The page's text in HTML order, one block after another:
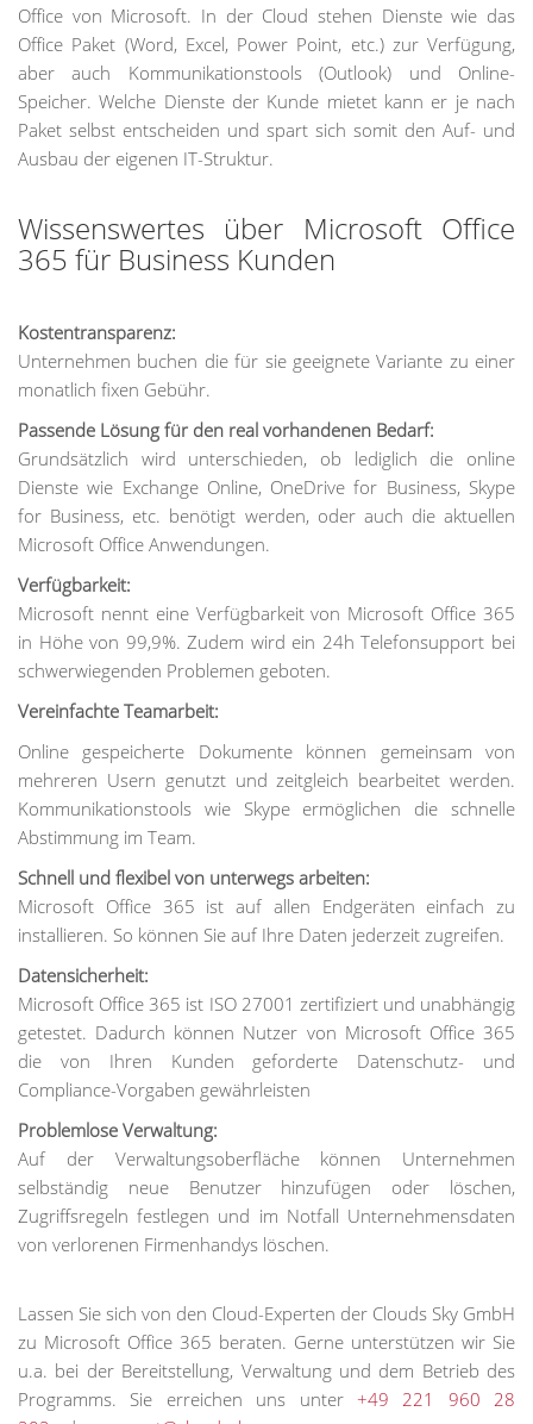
Office von Microsoft. In der Cloud stehen Dienste wie das
Office Paket (Word, Excel, Power Point, etc.) zur Verfügung,
aber auch Kommunikationstools (Outlook) und Online-
Speicher. Welche Dienste der Kunde mietet kann er je nach
Paket selbst entscheiden und spart sich somit den Auf- und
Ausbau der eigenen IT-Struktur.
Wissenswertes über Microsoft Office
365 für Business Kunden
Kostentransparenz:
Unternehmen buchen die für sie geeignete Variante zu einer
monatlich fixen Gebühr.
Passende Lösung für den real vorhandenen Bedarf:
Grundsätzlich wird unterschieden, ob lediglich die online
Dienste wie Exchange Online, OneDrive for Business, Skype
for Business, etc. benötigt werden, oder auch die aktuellen
Microsoft Office Anwendungen.
Verfügbarkeit:
Microsoft nennt eine Verfügbarkeit von Microsoft Office 365
in Höhe von 99,9%. Zudem wird ein 24h Telefonsupport bei
schwerwiegenden Problemen geboten.
Vereinfachte Teamarbeit:
Online gespeicherte Dokumente können gemeinsam von
mehreren Usern genutzt und zeitgleich bearbeitet werden.
Kommunikationstools wie Skype ermöglichen die schnelle
Abstimmung im Team.
Schnell und flexibel von unterwegs arbeiten:
Microsoft Office 365 ist auf allen Endgeräten einfach zu
installieren. So können Sie auf Ihre Daten jederzeit zugreifen.
Datensicherheit:
Microsoft Office 365 ist ISO 27001 zertifiziert und unabhängig
getestet. Dadurch können Nutzer von Microsoft Office 365
die von Ihren Kunden geforderte Datenschutz- und
Compliance-Vorgaben gewährleisten
Problemlose Verwaltung:
Auf der Verwaltungsoberfläche können Unternehmen
selbständig neue Benutzer hinzufügen oder löschen,
Zugriffsregeln festlegen und im Notfall Unternehmensdaten
von verlorenen Firmenhandys löschen.
Lassen Sie sich von den Cloud-Experten der Clouds Sky GmbH
zu Microsoft Office 365 beraten. Gerne unterstützen wir Sie
u.a. bei der Bereitstellung, Verwaltung und dem Betrieb des
Programms. Sie erreichen uns unter +49 221 960 28